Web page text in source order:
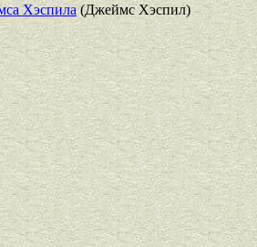
Хэспила (Джеймс Хэспил)